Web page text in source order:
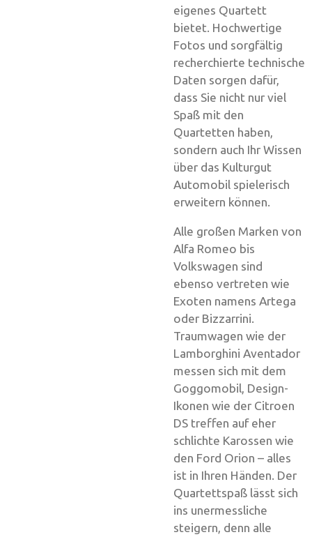
eigenes Quartett
bietet. Hochwertige
Fotos und sorgfältig
recherchierte technische
Daten sorgen dafür,
dass Sie nicht nur viel
Spaß mit den
Quartetten haben,
sondern auch Ihr Wissen
über das Kulturgut
Automobil spielerisch
erweitern können.
Alle großen Marken von
Alfa Romeo bis
Volkswagen sind
ebenso vertreten wie
Exoten namens Artega
oder Bizzarrini.
Traumwagen wie der
Lamborghini Aventador
messen sich mit dem
Goggomobil, Design-
Ikonen wie der Citroen
DS treffen auf eher
schlichte Karossen wie
den Ford Orion – alles
ist in Ihren Händen. Der
Quartettspaß lässt sich
ins unermessliche
steigern, denn alle